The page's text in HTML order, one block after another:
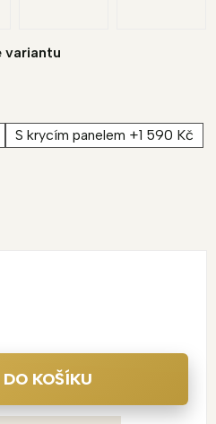
variantu
S krycím panelem +1 590 Kč
KOŠÍKU